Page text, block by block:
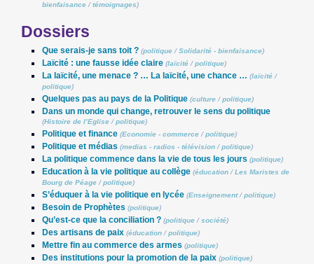
bienfaisance /témoignages)
Dossiers
Que serais-je sans toit ? (politique /Solidarité - bienfaisance)
Laïcité : une fausse idée claire (laïcité /politique)
La laïcité, une menace ? … La laïcité, une chance … (laïcité /
politique)
Quelques pas au pays de la Politique (culture /politique)
Dans un monde qui change, retrouver le sens du politique
(Histoire de l’Eglise /politique)
Politique et finance (Economie - commerce /politique)
Politique et médias (medias - radios - télévision /politique)
La politique commence dans la vie de tous les jours (politique)
Education à la vie politique au collège (éducation /Les Maristes de
Bourg de Péage /politique)
S’éduquer à la vie politique en lycée (Enseignement/politique)
Besoin de Prophètes (politique)
Qu’est-ce que la conciliation ? (politique /société)
Des artisans de paix (éducation /politique)
Mettre fin au commerce des armes (politique)
Des institutions pour la promotion de la paix (politique)